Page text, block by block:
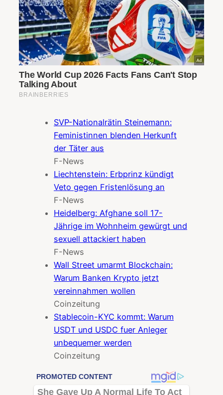
SVP-Nationalrätin Steinemann:
Feministinnen blenden Herkunft
der Täter aus
F-News
Liechtenstein: Erbprinz kündigt
Veto gegen Fristenlösung an
F-News
Heidelberg: Afghane soll 17-
Jährige im Wohnheim gewürgt und
sexuell attackiert haben
F-News
Wall Street umarmt Blockchain:
Warum Banken Krypto jetzt
vereinnahmen wollen
Coinzeitung
Stablecoin-KYC kommt: Warum
USDT und USDC fuer Anleger
unbequemer werden
Coinzeitung